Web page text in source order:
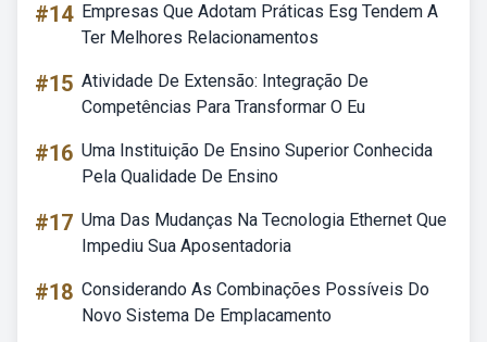
#14 Empresas Que Adotam Práticas Esg Tendem A
Ter Melhores Relacionamentos
#15 Atividade De Extensão: Integração De
Competências Para Transformar O Eu
#16 Uma Instituição De Ensino Superior Conhecida
Pela Qualidade De Ensino
#17 Uma Das Mudanças Na Tecnologia Ethernet Que
Impediu Sua Aposentadoria
#18 Considerando As Combinações Possíveis Do
Novo Sistema De Emplacamento